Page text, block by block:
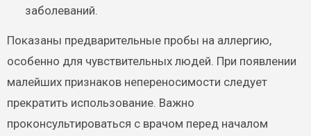
заболеваний.
Показаны предварительные пробы на аллергию,
особенно для чувствительных людей. При появлении
малейших признаков непереносимости следует
прекратить использование. Важно
проконсультироваться с врачом перед началом